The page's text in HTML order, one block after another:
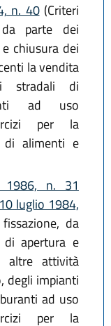
n. 40(Criteri
parte dei
chiusura dei
la vendita
stradali di
ad uso
per la
di alimenti e
1986, n. 31
luglio 1984,
da
apertura e
altre attività
degli impianti
ad uso
per la